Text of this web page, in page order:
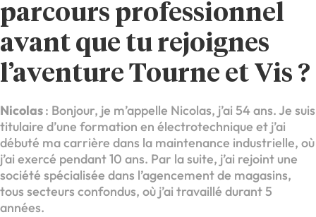
parcours professionnel
avant que tu rejoignes
l’aventure Tourne et Vis ?
Nicolas: Bonjour, je m’appelle Nicolas, j’ai 54 ans. Je suis
titulaire d’une formation en électrotechnique et j’ai
débuté ma carrière dans la maintenance industrielle, où
j’ai exercé pendant 10 ans. Par la suite, j’ai rejoint une
société spécialisée dans l’agencement de magasins,
tous secteurs confondus, où j’ai travaillé durant 5
années.